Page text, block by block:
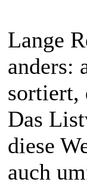
Lange
anders:
sortiert,
Das
diese
auch